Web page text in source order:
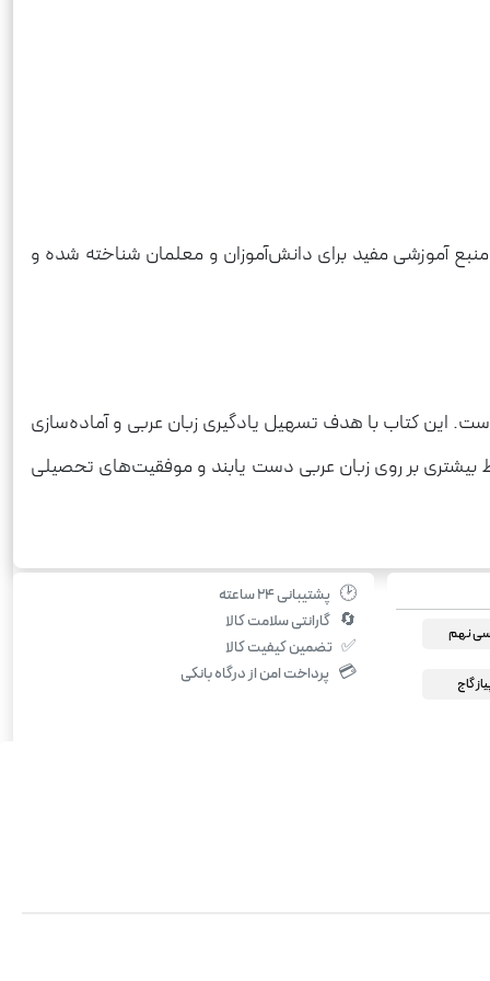
آموزشی مفید برای دانش‌آموزان و معلمان شناخته شده و
این کتاب با هدف تسهیل یادگیری زبان عربی و آماده‌سازی
بیشتری بر روی زبان عربی دست یابند و موفقیت‌های تحصیلی
نهم
گاج
🕑 پشتیبانی ۲۴ ساعته
🔄 گارانتی سلامت کالا
✅ تضمین کیفیت کالا
💳 پرداخت امن از درگاه بانکی